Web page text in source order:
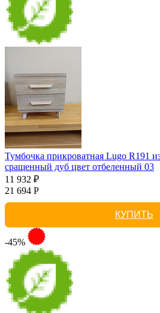
Тумбочка прикроватная Lugo R191
сращенный дуб цвет отбеленный 03
11 932 ₽
21 694 Р
КУПИТЬ
-45%